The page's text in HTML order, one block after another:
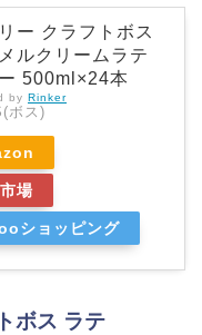
ー クラフトボス
ルクリームラテ
500ml×24本
by Rinker
ボス)
場
ショッピング
ボス ラテ